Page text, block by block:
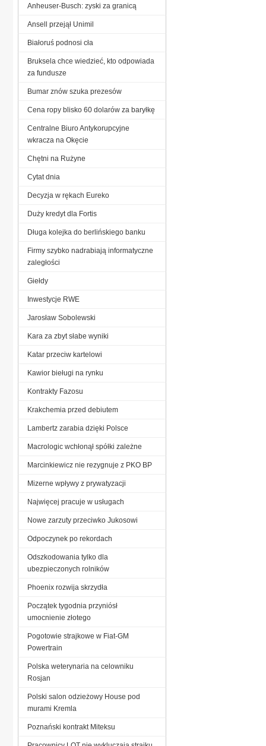
Anheuser-Busch: zyski za granicą
Ansell przejął Unimil
Białoruś podnosi cła
Bruksela chce wiedzieć, kto odpowiada
za fundusze
Bumar znów szuka prezesów
Cena ropy blisko 60 dolarów za baryłkę
Centralne Biuro Antykorupcyjne
wkracza na Okęcie
Chętni na Rużyne
Cytat dnia
Decyzja w rękach Eureko
Duży kredyt dla Fortis
Długa kolejka do berlińskiego banku
Firmy szybko nadrabiają informatyczne
zaległości
Giełdy
Inwestycje RWE
Jarosław Sobolewski
Kara za zbyt słabe wyniki
Katar przeciw kartelowi
Kawior bieługi na rynku
Kontrakty Fazosu
Krakchemia przed debiutem
Lambertz zarabia dzięki Polsce
Macrologic wchłonął spółki zależne
Marcinkiewicz nie rezygnuje z PKO BP
Mizerne wpływy z prywatyzacji
Najwięcej pracuje w usługach
Nowe zarzuty przeciwko Jukosowi
Odpoczynek po rekordach
Odszkodowania tylko dla
ubezpieczonych rolników
Phoenix rozwija skrzydła
Początek tygodnia przyniósł
umocnienie złotego
Pogotowie strajkowe w Fiat-GM
Powertrain
Polska weterynaria na celowniku
Rosjan
Polski salon odzieżowy House pod
murami Kremla
Poznański kontrakt Miteksu